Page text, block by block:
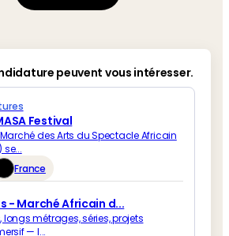
peuvent vous intéresser.
Festival
des Arts du Spectacle Africain
se...
France
- Marché Africain d...
métrages, séries, projets
— l...